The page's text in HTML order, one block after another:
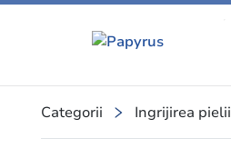
Categorii Ingrijirea pielii